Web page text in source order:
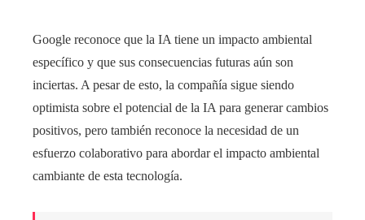
Google reconoce que la IA tiene un impacto ambiental
específico y que sus consecuencias futuras aún son
inciertas. A pesar de esto, la compañía sigue siendo
optimista sobre el potencial de la IA para generar cambios
positivos, pero también reconoce la necesidad de un
esfuerzo colaborativo para abordar el impacto ambiental
cambiante de esta tecnología.